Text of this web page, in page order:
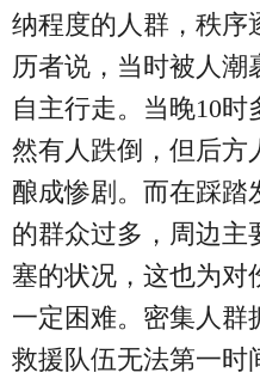
纳程度的人群，秩序
历者说，当时被人潮
自主行走。当晚10
然有人跌倒，但后方
酿成惨剧。而在踩踏
的群众过多，周边主
塞的状况，这也为对
一定困难。密集人群
救援队伍无法第一时